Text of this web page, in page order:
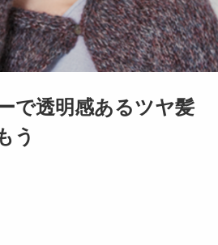
で透明感あるツヤ髪
う